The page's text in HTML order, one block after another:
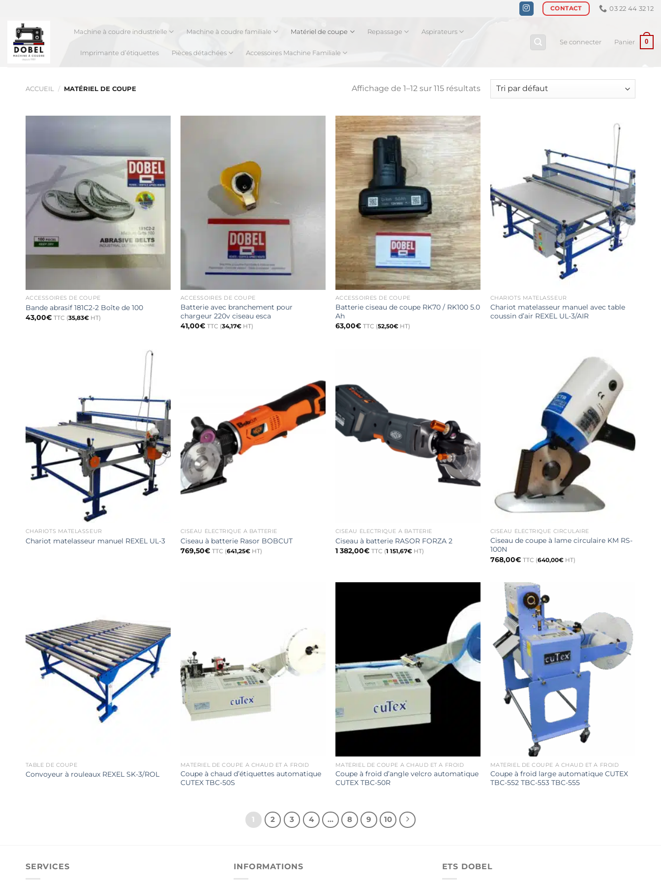
contenu
CONTACT 03 22 44 32 12
Machine à coudre industrielle Machine à coudre familiale Matériel de coupe Repassage Aspirateurs
Imprimante d’étiquettes Pièces détachées Accessoires Machine Familiale
Se connecter Panier 0
ACCUEIL / MATÉRIEL DE COUPE Affichage de 1–12 sur 115 résultats
ACCESSOIRES DE COUPE
Bande abrasif 181C2-2 Boîte de 100
43,00€ TTC (35,83€HT)
ACCESSOIRES DE COUPE
Batterie avec branchement pour
chargeur 220v ciseau esca
41,00€ TTC (34,17€HT)
ACCESSOIRES DE COUPE
Batterie ciseau de coupe RK70 / RK100 5.0
Ah
63,00€ TTC (52,50€HT)
CHARIOTS MATELASSEUR
Chariot matelasseur manuel avec table
coussin d’air REXEL UL-3/AIR
CHARIOTS MATELASSEUR
Chariot matelasseur manuel REXEL UL-3
CISEAU ÉLECTRIQUE À BATTERIE
Ciseau à batterie Rasor BOBCUT
769,50€ TTC (641,25€HT)
CISEAU ÉLECTRIQUE À BATTERIE
Ciseau à batterie RASOR FORZA 2
1 382,00€ TTC (1 151,67€HT)
CISEAU ÉLÉCTRIQUE CIRCULAIRE
Ciseau de coupe à lame circulaire KM RS-
100N
768,00€ TTC (640,00€HT)
TABLE DE COUPE
Convoyeur à rouleaux REXEL SK-3/ROL
MATÉRIEL DE COUPE À CHAUD ET À FROID
Coupe à chaud d’étiquettes automatique
CUTEX TBC-50S
MATÉRIEL DE COUPE À CHAUD ET À FROID
Coupe à froid d’angle velcro automatique
CUTEX TBC-50R
MATÉRIEL DE COUPE À CHAUD ET À FROID
Coupe à froid large automatique CUTEX
TBC-552 TBC-553 TBC-555
1 2 3 4 … 8 9 10
SERVICES INFORMATIONS ETS DOBEL